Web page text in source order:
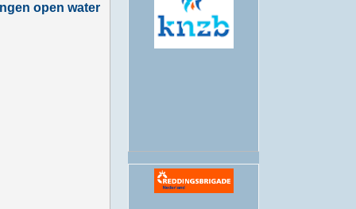
open water
water zwemmen bekend